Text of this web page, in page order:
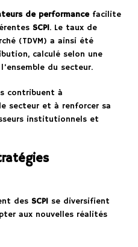
de performancefacilite
SCPI. Le taux de
(TDVM) a ainsi été
calculé selon une
du secteur.
contribuent à
secteur et à renforcer sa
institutionnels et
des SCPI se diversifient
aux nouvelles réalités